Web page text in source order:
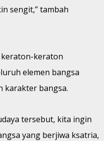
sengit,” tambah
keraton-keraton
elemen bangsa
karakter bangsa.
tersebut, kita ingin
yang berjiwa ksatria,